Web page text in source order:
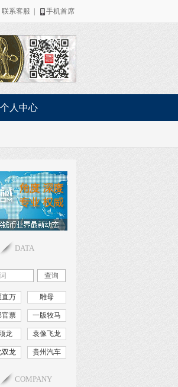
联系客服 手机首席
个人中心
DATA
查询
直万 雕母
官票 一版牧马
龙 袁像飞龙
双龙 贵州汽车
COMPANY